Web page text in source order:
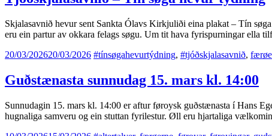
Skjalasavnið hevur sent Sankta Ólavs Kirkjuliði eina plakat – Tín
eru ein partur av okkara felags søgu. Um tit hava fyrispurningar ella
20/03/202620/03/2026 #tínsøgahevurtýdning, #tjóðskjalasavnið,
Guðstænasta sunnudag 15. mars kl. 14:00
Sunnudagin 15. mars kl. 14:00 er aftur føroysk guðstænasta í Hans
hugnaliga samveru og ein stuttan fyrilestur. Øll eru hjartaliga